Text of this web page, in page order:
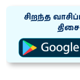
சிறந்த